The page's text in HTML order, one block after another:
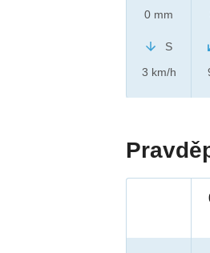
0 mm
S
3 km/h